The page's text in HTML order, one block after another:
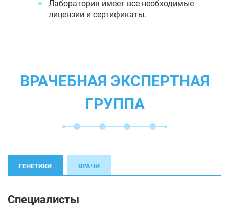
Лаборатория имеет все необходимые
лицензии и сертификаты.
ВРАЧЕБНАЯ ЭКСПЕРТНАЯ
ГРУППА
ГЕНЕТИКИ ВРАЧИ
Специалисты